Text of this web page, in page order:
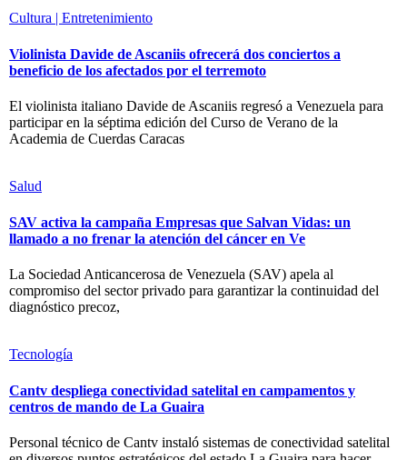
Cultura | Entretenimiento
Violinista Davide de Ascaniis ofrecerá dos conciertos a
beneficio de los afectados por el terremoto
El violinista italiano Davide de Ascaniis regresó a Venezuela para
participar en la séptima edición del Curso de Verano de la
Academia de Cuerdas Caracas
Salud
SAV activa la campaña Empresas que Salvan Vidas: un
llamado a no frenar la atención del cáncer en Ve
La Sociedad Anticancerosa de Venezuela (SAV) apela al
compromiso del sector privado para garantizar la continuidad del
diagnóstico precoz,
Tecnología
Cantv despliega conectividad satelital en campamentos y
centros de mando de La Guaira
Personal técnico de Cantv instaló sistemas de conectividad satelital